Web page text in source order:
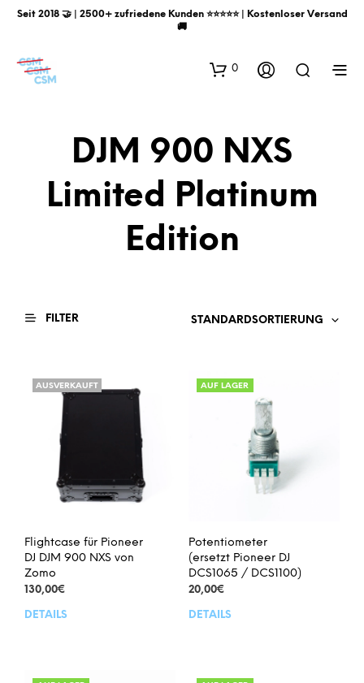
Seit 2018 🤝 | 2500+ zufriedene Kunden ⭐️⭐️⭐️⭐️⭐️ | Kostenloser Versand
🚚
0
DJM 900 NXS
Limited Platinum
Edition
FILTER STANDARDSORTIERUNG
AUSVERKAUFT
Flightcase für Pioneer
DJ DJM 900 NXS von
Zomo
130,00€
DETAILS
AUF LAGER
Potentiometer
(ersetzt Pioneer DJ
DCS1065 / DCS1100)
20,00€
DETAILS